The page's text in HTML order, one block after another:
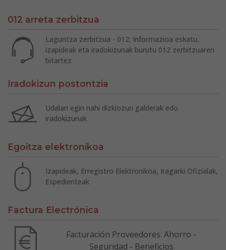
012 arreta zerbitzua
Laguntza zerbitzua - 012: Informazioa eskatu,
izapideak eta iradokizunak burutu 012 zerbitzuaren
bitartez
Iradokizun postontzia
Udalari egin nahi dizkiozun galderak edo
iradokizunak
Egoitza elektronikoa
Izapideak, Erregistro Elektronikoa, Iragarki Ofizialak,
Espedienteak
Factura Electrónica
Facturación Proveedores: Ahorro -
Seguridad - Beneficios